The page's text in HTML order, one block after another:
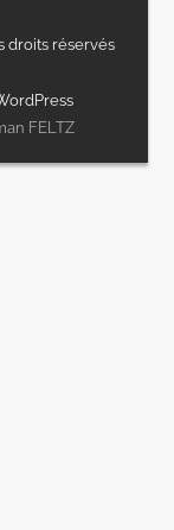
droits réservés
FELTZ